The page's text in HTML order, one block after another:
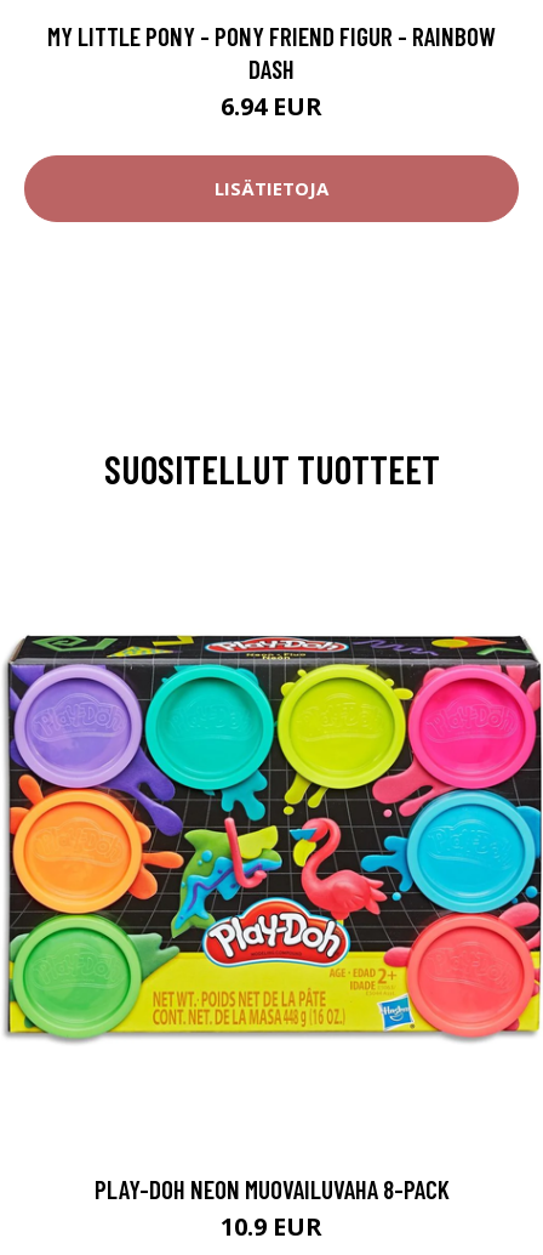
MY LITTLE PONY - PONY FRIEND FIGUR - RAINBOW
DASH
6.94 EUR
LISÄTIETOJA
SUOSITELLUT TUOTTEET
PLAY-DOH NEON MUOVAILUVAHA 8-PACK
10.9 EUR